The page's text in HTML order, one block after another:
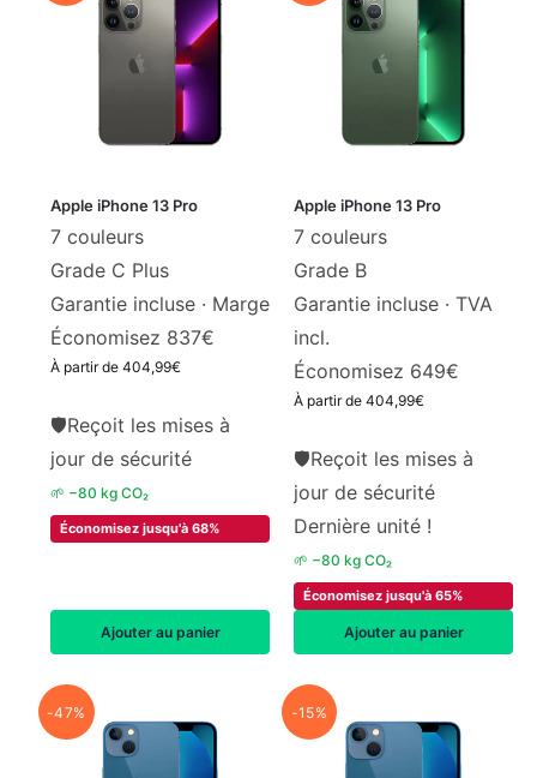
Apple iPhone 13 Pro
7 couleurs
Grade C Plus
Garantie incluse · Marge
Économisez 837€
À partir de 404,99€
🛡Reçoit les mises à
jour de sécurité
🌱 −80 kg CO₂
Économisez jusqu'à 68%
Ajouter au panier
Apple iPhone 13 Pro
7 couleurs
Grade B
Garantie incluse · TVA
incl.
Économisez 649€
À partir de 404,99€
🛡Reçoit les mises à
jour de sécurité
Dernière unité !
🌱 −80 kg CO₂
Économisez jusqu'à 65%
Ajouter au panier
-47% -15%